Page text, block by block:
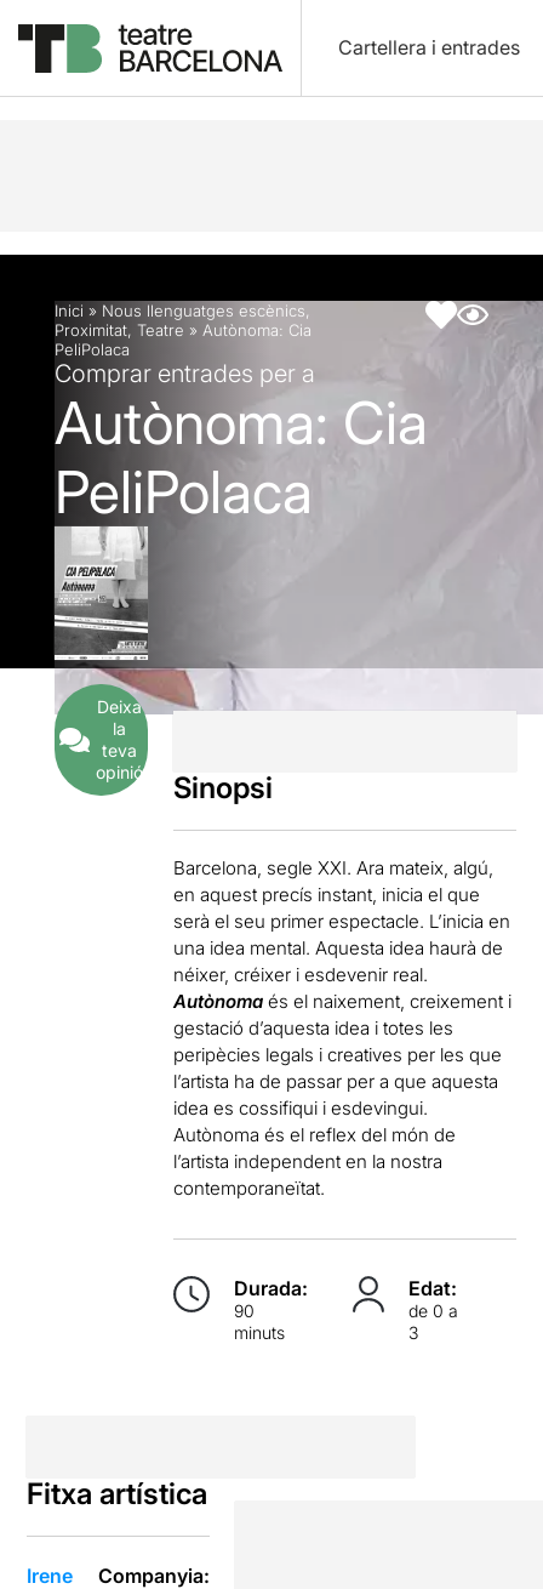
Cartellera i entrades
Descripció Fitxa artística
Inici » Nous llenguatges escènics
Proximitat, Teatre » Autònoma: Cia
PeliPolaca
Comprar entrades per a
Autònoma: Cia
PeliPolaca
Deixa
la
teva
opinió
Sinopsi
Barcelona, segle XXI. Ara mateix, algú,
en aquest precís instant, inicia el que
serà el seu primer espectacle. L’inicia en
una idea mental. Aquesta idea haurà de
néixer, créixer i esdevenir real.
Autònoma és el naixement, creixement i
gestació d’aquesta idea i totes les
peripècies legals i creatives per les que
l’artista ha de passar per a que aquesta
idea es cossifiqui i esdevingui.
Autònoma és el reflex del món de
l’artista independent en la nostra
contemporaneïtat.
Durada:
90
minuts
Edat:
de 0 a
3
Fitxa artística
Irene
Companyia: